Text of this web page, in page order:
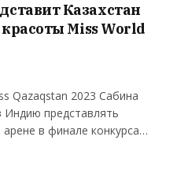
Казахстан
Miss World
Qazaqstan 2023 Сабина
Индию представлять
в финале конкурса…